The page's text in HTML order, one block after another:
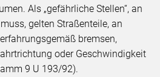
Als „gefährliche Stellen“, an
gelten Straßenteile, an
bremsen,
oder Geschwindigkeit
9 U 193/92).